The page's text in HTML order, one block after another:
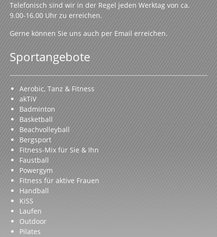
Telefonisch sind wir in der Regel jeden Werktag von ca.
9.00-16.00 Uhr zu erreichen.
Gerne können Sie uns auch per Email erreichen.
Sportangebote
Aerobic, Tanz & Fitness
akTiV
Badminton
Basketball
Beachvolleyball
Bergsport
Fitness-Mix für Sie & Ihn
Faustball
Powergym
Fitness für aktive Frauen
Handball
KiSS
Laufen
Outdoor
Pilates